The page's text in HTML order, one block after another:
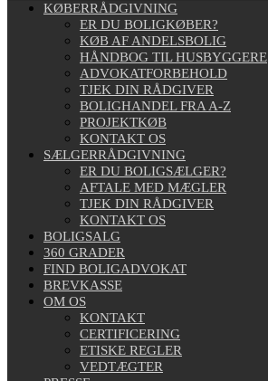
KØBERRÅDGIVNING
ER DU BOLIGKØBER?
KØB AF ANDELSBOLIG
HÅNDBOG TIL HUSBYGGERE
ADVOKATFORBEHOLD
TJEK DIN RÅDGIVER
BOLIGHANDEL FRA A-Z
PROJEKTKØB
KONTAKT OS
SÆLGERRÅDGIVNING
ER DU BOLIGSÆLGER?
AFTALE MED MÆGLER
TJEK DIN RÅDGIVER
KONTAKT OS
BOLIGSALG
360 GRADER
FIND BOLIGADVOKAT
BREVKASSE
OM OS
KONTAKT
CERTIFICERING
ETISKE REGLER
VEDTÆGTER